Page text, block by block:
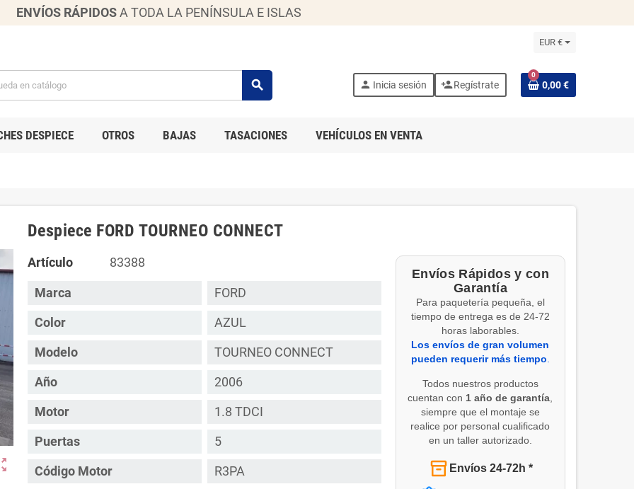
ENVÍOS RÁPIDOS A TODA LA PENÍNSULA E ISLAS
EUR €
search person Inicia sesión person_addRegístrate
0
0,00 €
DESPIECE OTROS BAJAS TASACIONES VEHÍCULOS EN VENTA
Despiece FORD TOURNEO CONNECT
Artículo 83388
Marca
FORD
Color
AZUL
Modelo
TOURNEO CONNECT
Año
2006
Motor
1.8 TDCI
Puertas
5
Código Motor
R3PA
Envíos Rápidos y con
Garantía
Para paquetería pequeña, el
tiempo de entrega es de 24-72
horas laborables.
Los envíos de gran volumen
pueden requerir más tiempo
Todos nuestros productos
cuentan con 1 año de garantía
siempre que el montaje se
realice por personal cualificado
en un taller autorizado.
Envíos 24-72h *